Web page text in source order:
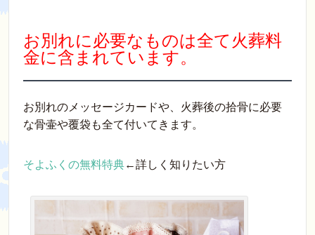
お別れに必要なものは全て火葬料
金に含まれています。
お別れのメッセージカードや、火葬後の拾骨に必要
な骨壷や覆袋も全て付いてきます。
そよふくの無料特典←詳しく知りたい方